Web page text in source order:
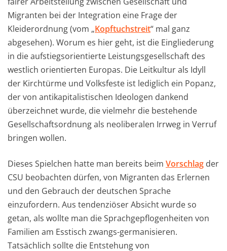
Migranten bei der Integration eine Frage der
Kleiderordnung (vom „Kopftuchstreit“ mal ganz
abgesehen). Worum es hier geht, ist die Eingliederung
in die aufstiegsorientierte Leistungsgesellschaft des
westlich orientierten Europas. Die Leitkultur als Idyll
der Kirchtürme und Volksfeste ist lediglich ein Popanz,
der von antikapitalistischen Ideologen dankend
überzeichnet wurde, die vielmehr die bestehende
Gesellschaftsordnung als neoliberalen Irrweg in Verruf
bringen wollen.
Dieses Spielchen hatte man bereits beim Vorschlag der
CSU beobachten dürfen, von Migranten das Erlernen
und den Gebrauch der deutschen Sprache
einzufordern. Aus tendenziöser Absicht wurde so
getan, als wollte man die Sprachgepflogenheiten von
Familien am Esstisch zwangs-germanisieren.
Tatsächlich sollte die Entstehung von